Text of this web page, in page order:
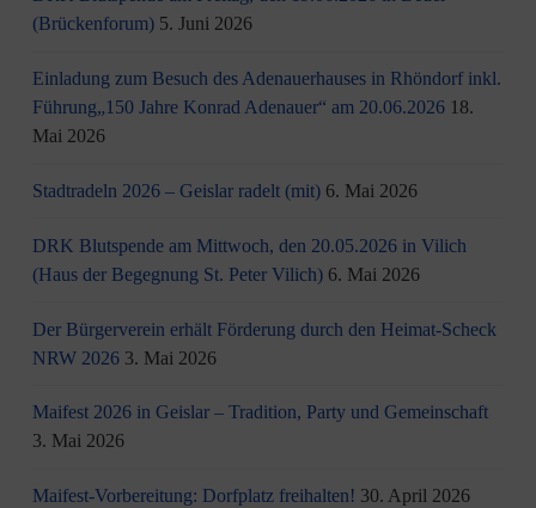
(Brückenforum) 5. Juni 2026
Einladung zum Besuch des Adenauerhauses in Rhöndorf inkl.
Führung„150 Jahre Konrad Adenauer“ am 20.06.2026 18.
Mai 2026
Stadtradeln 2026 – Geislar radelt (mit) 6. Mai 2026
DRK Blutspende am Mittwoch, den 20.05.2026 in Vilich
(Haus der Begegnung St. Peter Vilich) 6. Mai 2026
Der Bürgerverein erhält Förderung durch den Heimat-Scheck
NRW 2026 3. Mai 2026
Maifest 2026 in Geislar – Tradition, Party und Gemeinschaft
3. Mai 2026
Maifest-Vorbereitung: Dorfplatz freihalten! 30. April 2026